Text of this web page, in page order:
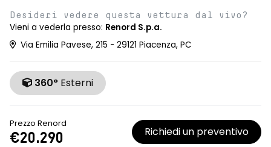
Desideri vedere questa vettura dal vivo?
Vieni a vederla presso: Renord S.p.a.
Via Emilia Pavese, 215 - 29121 Piacenza, PC
360° Esterni
Prezzo Renord
€20.290 Richiedi un preventivo